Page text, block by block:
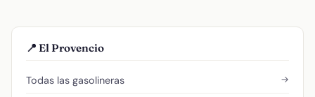
📍 El Provencio
Todas las gasolineras →